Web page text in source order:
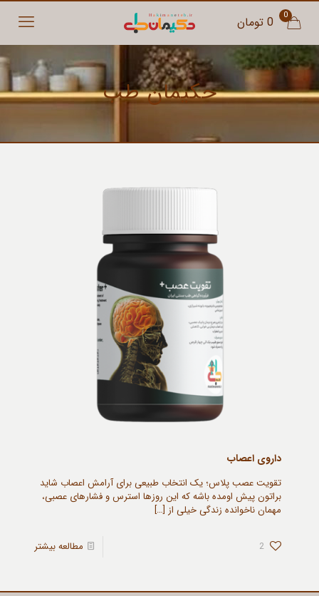
0 0 تومان
حکیمان طب
داروی اعصاب
تقویت عصب پلاس؛ یک انتخاب طبیعی برای آرامش اعصاب شاید
براتون پیش اومده باشه که این روزها استرس و فشارهای عصبی،
مهمان ناخوانده زندگی خیلی از […]
2 مطالعه بیشتر